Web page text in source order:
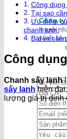
Công ty
hạnh
đến sản
Công
Tại sao
Ưu điểm
chanh tươi:
Bài viết
Công
Chanh sấy lạnh
sấy lạnh hiện
lượng giá trị